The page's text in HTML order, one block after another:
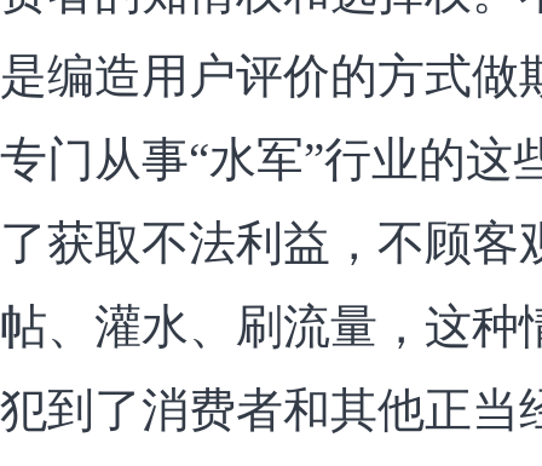
是编造用户评价的方式做
专门从事“水军”行业的这
了获取不法利益，不顾客
帖、灌水、刷流量，这种
犯到了消费者和其他正当